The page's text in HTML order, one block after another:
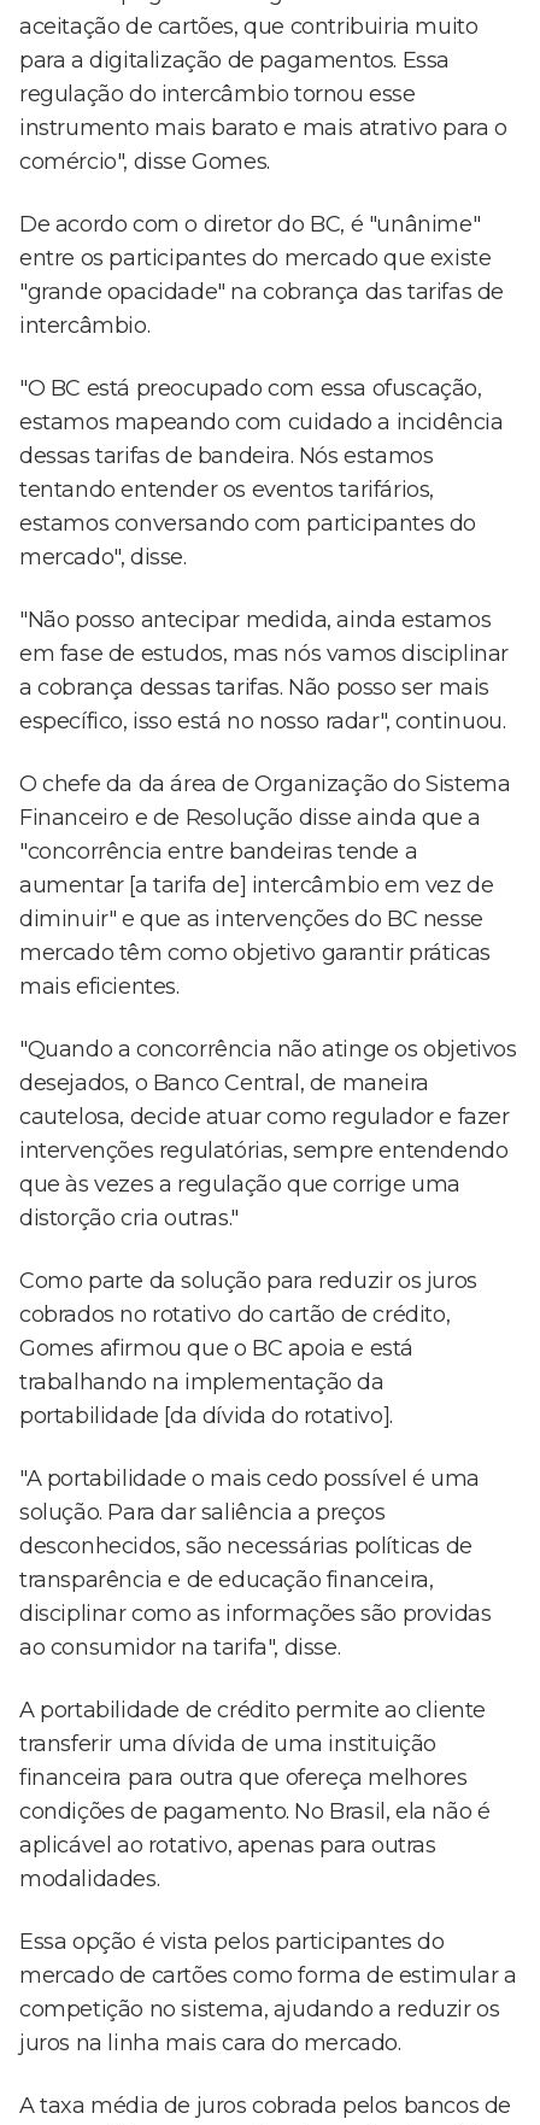
aceitação de cartões, que contribuiria muito
para a digitalização de pagamentos. Essa
regulação do intercâmbio tornou esse
instrumento mais barato e mais atrativo para o
comércio", disse Gomes.
De acordo com o diretor do BC, é "unânime"
entre os participantes do mercado que existe
"grande opacidade" na cobrança das tarifas de
intercâmbio.
"O BC está preocupado com essa ofuscação,
estamos mapeando com cuidado a incidência
dessas tarifas de bandeira. Nós estamos
tentando entender os eventos tarifários,
estamos conversando com participantes do
mercado", disse.
"Não posso antecipar medida, ainda estamos
em fase de estudos, mas nós vamos disciplinar
a cobrança dessas tarifas. Não posso ser mais
específico, isso está no nosso radar", continuou.
O chefe da da área de Organização do Sistema
Financeiro e de Resolução disse ainda que a
"concorrência entre bandeiras tende a
aumentar [a tarifa de] intercâmbio em vez de
diminuir" e que as intervenções do BC nesse
mercado têm como objetivo garantir práticas
mais eficientes.
"Quando a concorrência não atinge os objetivos
desejados, o Banco Central, de maneira
cautelosa, decide atuar como regulador e fazer
intervenções regulatórias, sempre entendendo
que às vezes a regulação que corrige uma
distorção cria outras."
Como parte da solução para reduzir os juros
cobrados no rotativo do cartão de crédito,
Gomes afirmou que o BC apoia e está
trabalhando na implementação da
portabilidade [da dívida do rotativo].
"A portabilidade o mais cedo possível é uma
solução. Para dar saliência a preços
desconhecidos, são necessárias políticas de
transparência e de educação financeira,
disciplinar como as informações são providas
ao consumidor na tarifa", disse.
A portabilidade de crédito permite ao cliente
transferir uma dívida de uma instituição
financeira para outra que ofereça melhores
condições de pagamento. No Brasil, ela não é
aplicável ao rotativo, apenas para outras
modalidades.
Essa opção é vista pelos participantes do
mercado de cartões como forma de estimular a
competição no sistema, ajudando a reduzir os
juros na linha mais cara do mercado.
A taxa média de juros cobrada pelos bancos de